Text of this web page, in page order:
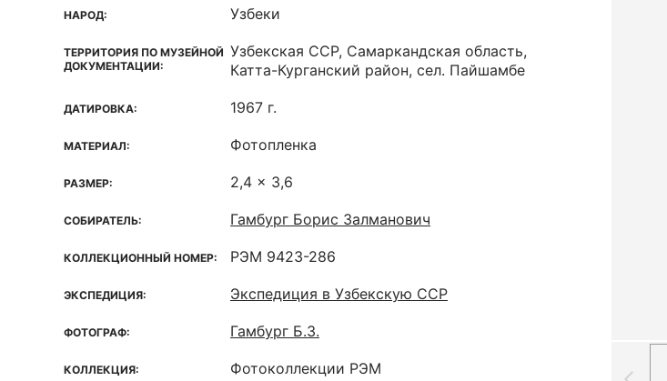
НАРОД: Узбеки
ТЕРРИТОРИЯ ПО МУЗЕЙНОЙ
ДОКУМЕНТАЦИИ:
Узбекская ССР, Самаркандская область,
Катта-Курганский район, сел. Пайшамбе
ДАТИРОВКА: 1967 г.
МАТЕРИАЛ: Фотопленка
РАЗМЕР: 2,4 x 3,6
СОБИРАТЕЛЬ: Гамбург Борис Залманович
КОЛЛЕКЦИОННЫЙ НОМЕР: РЭМ 9423-286
ЭКСПЕДИЦИЯ: Экспедиция в Узбекскую ССР
ФОТОГРАФ: Гамбург Б.З.
КОЛЛЕКЦИЯ: Фотоколлекции РЭМ